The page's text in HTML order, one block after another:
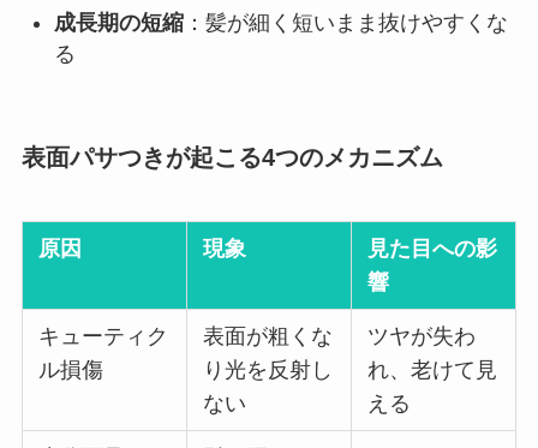
成長期の短縮：髪が細く短いまま抜けやすくな
る
表面パサつきが起こる4つのメカニズム
原因 現象
見た目への影
響
キューティク
ル損傷
表面が粗くな
り光を反射し
ない
ツヤが失わ
れ、老けて見
える